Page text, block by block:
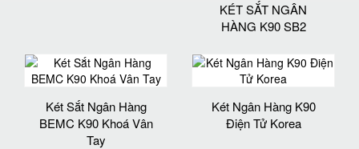
KÉT SẮT NGÂN
HÀNG K90 SB2
Két Sắt Ngân Hàng
BEMC K90 Khoá Vân
Tay
Két Ngân Hàng K90
Điện Tử Korea